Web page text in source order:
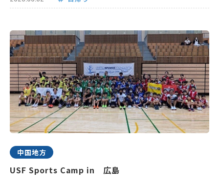
中国地方
USF Sports Camp in 広島